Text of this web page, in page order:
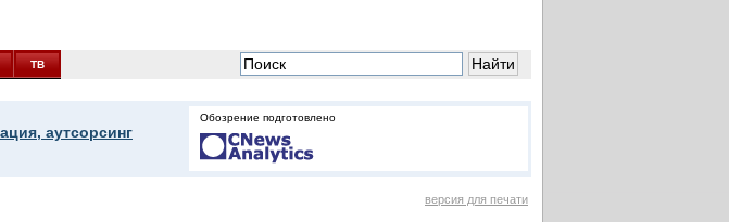
новых условиях
ТВ
аутсорсинг
Обозрение подготовлено
версия для печати